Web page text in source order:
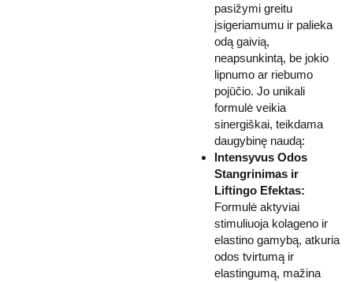
pasižymi greitu
įsigeriamumu ir palieka
odą gaivią,
neapsunkintą, be jokio
lipnumo ar riebumo
pojūčio. Jo unikali
formulė veikia
sinergiškai, teikdama
daugybinę naudą:
Intensyvus Odos
Stangrinimas ir
Liftingo Efektas:
Formulė aktyviai
stimuliuoja kolageno ir
elastino gamybą, atkuria
odos tvirtumą ir
elastingumą, mažina